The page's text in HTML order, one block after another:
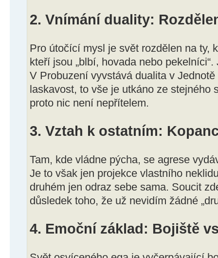
2. Vnímání duality:
Pro útočící mysl je svět rozdělen na ty,
kteří jsou „blbí, hovada nebo
V Probuzení vyvstává dualita v
laskavost, to vše je utkáno ze stejného
proto nic není nepřítelem.
3. Vztah k ostatním:
Tam, kde vládne pýcha, se agrese
Je to však jen projekce vlastního
druhém jen odraz sebe sama. Soucit
důsledek toho, že už nevidím žádné
4. Emoční základ: Bojiště